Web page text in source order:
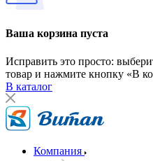
Ваша корзина пуста
Исправить это просто:
товар и нажмите кнопку «В
В каталог
Компания